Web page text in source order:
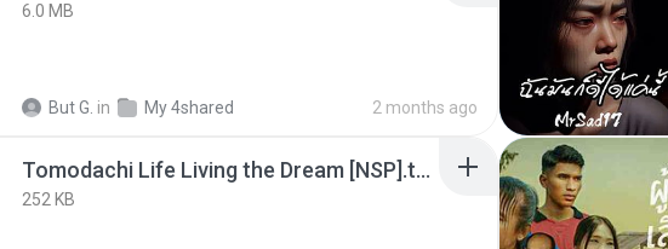
6.0 MB
But G. in My 4shared 2 months ago
Tomodachi Life Living the Dream [NSP].torrent
252 KB